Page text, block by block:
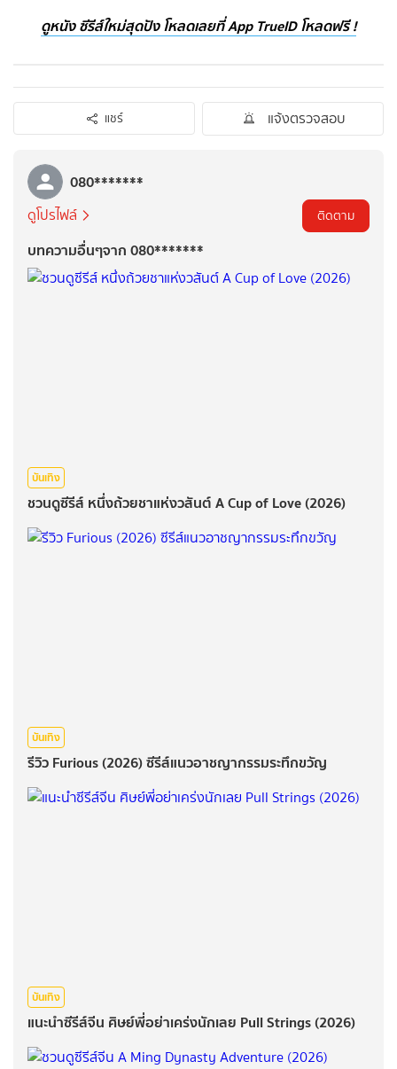
ดูหนัง ซีรีส์ใหม่สุดปัง โหลดเลยที่ App TrueID โหลดฟรี !
แชร์ แจ้งตรวจสอบ
080*******
ดูโปรไฟล์ ติดตาม
บทความอื่นๆจาก 080*******
บันเทิง
ชวนดูซีรีส์ หนึ่งถ้วยชาแห่งวสันต์ A Cup of Love (2026)
บันเทิง
รีวิว Furious (2026) ซีรีส์แนวอาชญากรรมระทึกขวัญ
บันเทิง
แนะนำซีรีส์จีน ศิษย์พี่อย่าเคร่งนักเลย Pull Strings (2026)